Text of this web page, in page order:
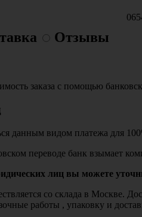
Отзывы
заказа с помощью
данным видом платежа для
переводе банк взымает
лиц вы можете
со склада в
работы , упаковку и